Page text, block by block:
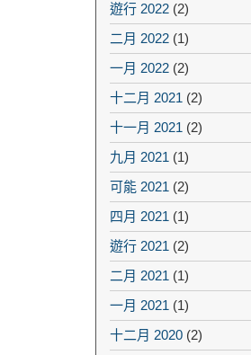
遊行 2022 (2)
二月 2022 (1)
一月 2022 (2)
十二月 2021 (2)
十一月 2021 (2)
九月 2021 (1)
可能 2021 (2)
四月 2021 (1)
遊行 2021 (2)
二月 2021 (1)
一月 2021 (1)
十二月 2020 (2)